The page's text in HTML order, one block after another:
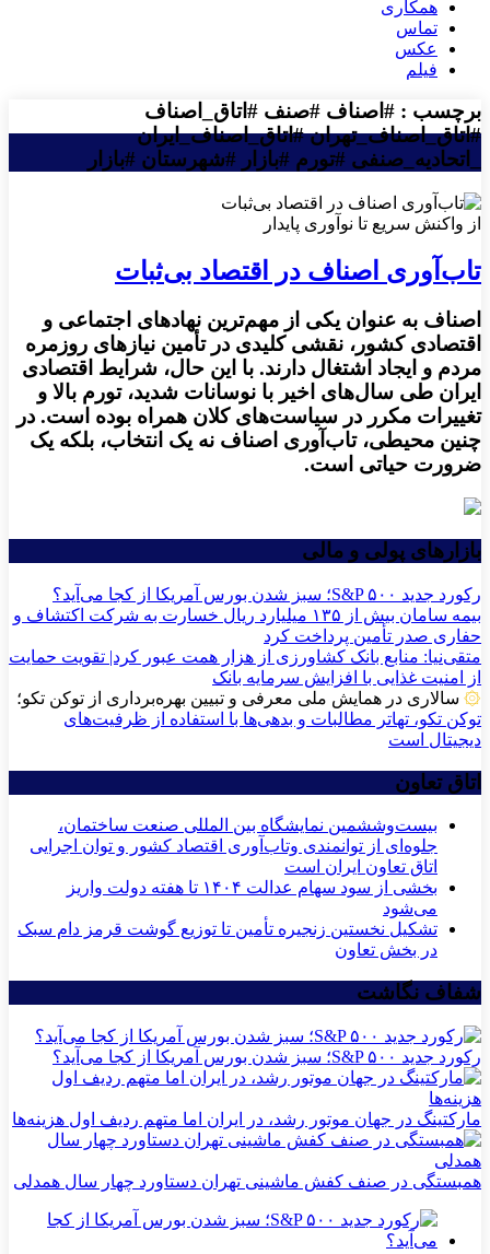
همکاری
تماس
عکس
فیلم
برچسب : #اصناف #صنف #اتاق_اصناف
#اتاق_اصناف_تهران #اتاق_اصناف_ایران
_اتحادیه_صنفی #تورم #بازار #شهرستان #بازار
از واکنش سریع تا نوآوری پایدار
تاب‌آوری اصناف در اقتصاد بی‌ثبات
اصناف به ‌عنوان یکی از مهم‌ترین نهادهای اجتماعی و
اقتصادی کشور، نقشی کلیدی در تأمین نیازهای روزمره
مردم و ایجاد اشتغال دارند. با این حال، شرایط اقتصادی
ایران طی سال‌های اخیر با نوسانات شدید، تورم بالا و
تغییرات مکرر در سیاست‌های کلان همراه بوده است. در
چنین محیطی، تاب‌آوری اصناف نه یک انتخاب، بلکه یک
ضرورت حیاتی است.
بازارهای پولی و مالی
رکورد جدید S&P ۵۰۰؛ سبز شدن بورس آمریکا از کجا می‌آید؟
بیمه سامان بیش از ۱۳۵ میلیارد ریال خسارت به شرکت اکتشاف و
حفاری صدر تأمین پرداخت کرد
متقی‌نیا: منابع بانک کشاورزی از هزار همت عبور کرد| تقویت حمایت
از امنیت غذایی با افزایش سرمایه بانک
۞ سالاری در همایش ملی معرفی و تبیین بهره‌برداری از توکن تکو؛
توکن تکو، تهاتر مطالبات و بدهی‌ها با استفاده از ظرفیت‌های
دیجیتال است
اتاق تعاون
بیست‌وششمین نمایشگاه بین المللی صنعت ساختمان،
جلوه‌ای از توانمندی وتاب‌آوری اقتصاد کشور و توان اجرایی
اتاق تعاون ایران است
بخشی از سود سهام عدالت ۱۴۰۴ تا هفته دولت واریز
می‌شود
تشکیل نخستین زنجیره تأمین تا توزیع گوشت قرمز دام سبک
در بخش تعاون
شفاف نگاشت
رکورد جدید S&P ۵۰۰؛ سبز شدن بورس آمریکا از کجا می‌آید؟
مارکتینگ در جهان موتور رشد، در ایران اما متهم ردیف اول هزینه‌ها
همبستگی در صنف کفش ماشینی تهران دستاورد چهار سال همدلی